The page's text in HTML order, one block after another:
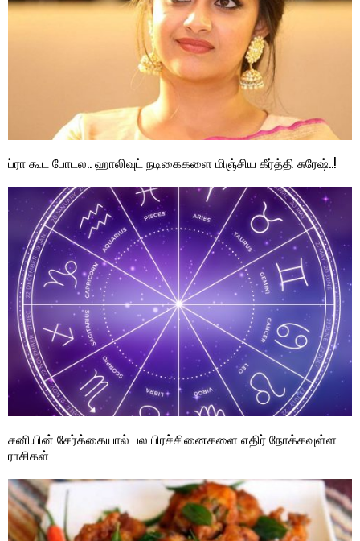
ப்ரா கூட போடல.. ஹாலிவுட் நடிகைகளை மிஞ்சிய கீர்த்தி சுரேஷ்..!
சனியின் சேர்க்கையால் பல பிரச்சினைகளை எதிர் நோக்கவுள்ள
ராசிகள்